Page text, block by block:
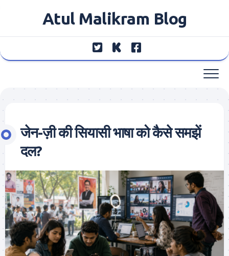
Atul Malikram Blog
जेन-ज़ी की सियासी भाषा को कैसे समझें
दल?